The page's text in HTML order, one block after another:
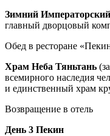
Зимний
главный дворцовый
Обед в ресторане
Храм Неба Тяньтань
всемирного наследия
и единственный храм
Возвращение в отель
День 3 Пекин